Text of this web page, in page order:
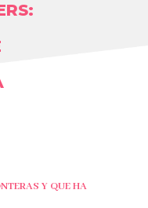
Y QUE HA